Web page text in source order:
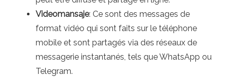
Videomansaje: Ce sont des messages de
format vidéo qui sont faits sur le téléphone
mobile et sont partagés via des réseaux de
messagerie instantanés, tels que WhatsApp ou
Telegram.